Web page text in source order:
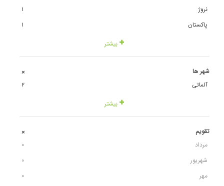
نروژ
١
پاکستان
١
بیشتر
شهر ها +
آلماتی
٢
بیشتر
تقویم +
مرداد
٠
شهریور
٠
مهر
٠